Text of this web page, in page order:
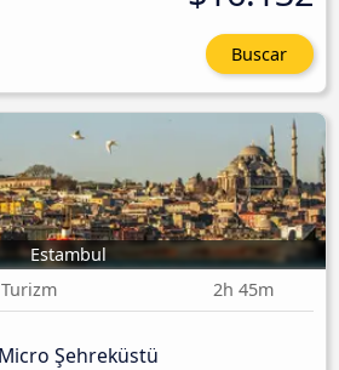
Buscar
Estambul
2h 45m
Şehreküstü